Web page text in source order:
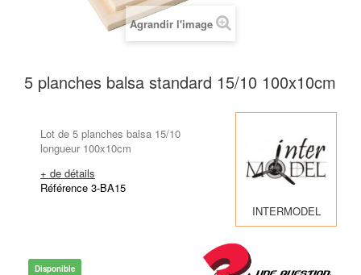
Agrandir l'image
5 planches balsa standard 15/10 100x10cm
Lot de 5 planches balsa 15/10
longueur 100x10cm
+ de détails
Référence 3-BA15
INTERMODEL
Disponible